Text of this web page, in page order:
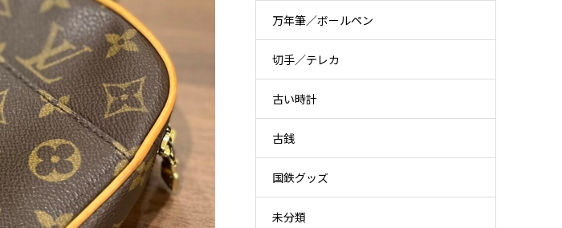
万年筆／ボールペン
切手／テレカ
古い時計
古銭
国鉄グッズ
未分類